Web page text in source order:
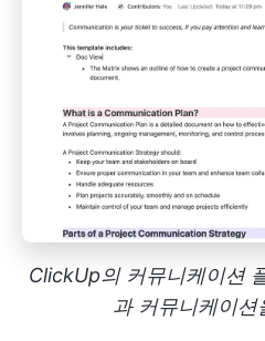
ClickUp의 커뮤니케이션
과 커뮤니케이션